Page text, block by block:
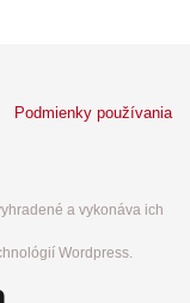
Podmienky používania
a vykonáva ich
Wordpress.